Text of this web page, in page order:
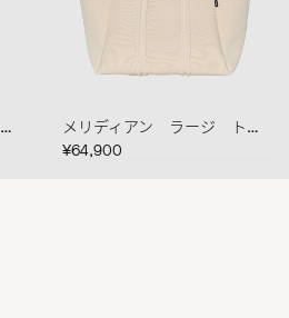
プリシンクトⅡ スモール カカオ
メリディアン ラージ トート クレマ
¥64,900